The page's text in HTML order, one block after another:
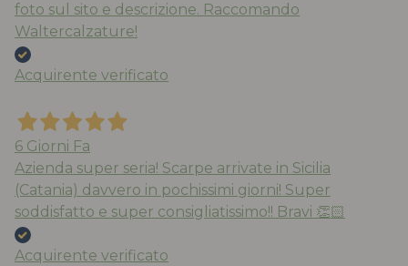
foto sul sito e descrizione. Raccomando
Waltercalzature!
Acquirente verificato
6 Giorni Fa
Azienda super seria! Scarpe arrivate in Sicilia
(Catania) davvero in pochissimi giorni! Super
soddisfatto e super consigliatissimo!! Bravi 👏🏻
Acquirente verificato